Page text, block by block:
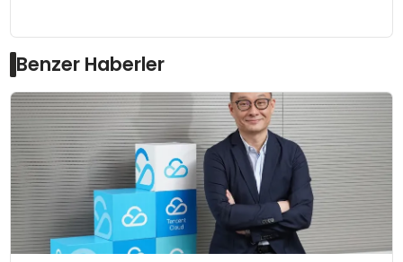
Benzer Haberler